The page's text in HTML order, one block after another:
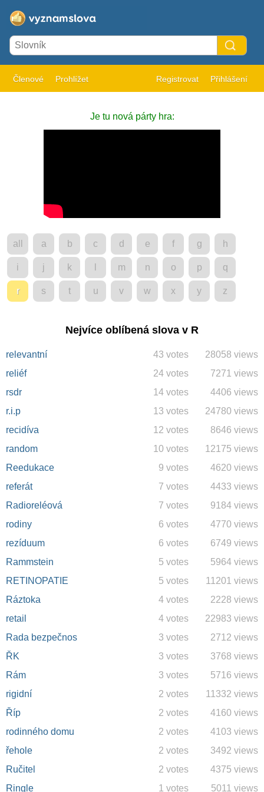
Členové Prohlížet Registrovat Přihlášení
Je tu nová párty hra:
all a b c d e f g h
i j k m n o p q
r s t u v w x y z
Nejvíce oblíbená slova v R
relevantní 28058 views
43 votes
reliéf
7271 views
24 votes
rsdr
4406 views
14 votes
r.i.p
24780 views
13 votes
recidíva
8646 views
12 votes
random
12175 views
10 votes
Reedukace
4620 views
9 votes
referát
4433 views
7 votes
Radioreléová
9184 views
7 votes
rodiny
4770 views
6 votes
rezíduum
6749 views
6 votes
Rammstein
5964 views
5 votes
RETINOPATIE
11201 views
5 votes
Ráztoka
2228 views
4 votes
retail
22983 views
4 votes
Rada bezpečnos
2712 views
3 votes
ŘK
3768 views
3 votes
Rám
5716 views
3 votes
rigidní
11332 views
2 votes
Říp
4160 views
2 votes
rodinného domu
4103 views
2 votes
řehole
3492 views
2 votes
Ručitel
4375 views
2 votes
Ringle
5011 views
1 votes